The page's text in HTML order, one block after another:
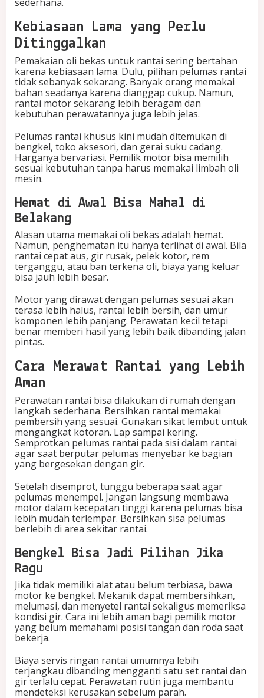
Kebiasaan Lama yang Perlu
Ditinggalkan
Pemakaian oli bekas untuk rantai sering bertahan
karena kebiasaan lama. Dulu, pilihan pelumas rantai
tidak sebanyak sekarang. Banyak orang memakai
bahan seadanya karena dianggap cukup. Namun,
rantai motor sekarang lebih beragam dan
kebutuhan perawatannya juga lebih jelas.
Pelumas rantai khusus kini mudah ditemukan di
bengkel, toko aksesori, dan gerai suku cadang.
Harganya bervariasi. Pemilik motor bisa memilih
sesuai kebutuhan tanpa harus memakai limbah oli
mesin.
Hemat di Awal Bisa Mahal di
Belakang
Alasan utama memakai oli bekas adalah hemat.
Namun, penghematan itu hanya terlihat di awal. Bila
rantai cepat aus, gir rusak, pelek kotor, rem
terganggu, atau ban terkena oli, biaya yang keluar
bisa jauh lebih besar.
Motor yang dirawat dengan pelumas sesuai akan
terasa lebih halus, rantai lebih bersih, dan umur
komponen lebih panjang. Perawatan kecil tetapi
benar memberi hasil yang lebih baik dibanding jalan
pintas.
Cara Merawat Rantai yang Lebih
Aman
Perawatan rantai bisa dilakukan di rumah dengan
langkah sederhana. Bersihkan rantai memakai
pembersih yang sesuai. Gunakan sikat lembut untuk
mengangkat kotoran. Lap sampai kering.
Semprotkan pelumas rantai pada sisi dalam rantai
agar saat berputar pelumas menyebar ke bagian
yang bergesekan dengan gir.
Setelah disemprot, tunggu beberapa saat agar
pelumas menempel. Jangan langsung membawa
motor dalam kecepatan tinggi karena pelumas bisa
lebih mudah terlempar. Bersihkan sisa pelumas
berlebih di area sekitar rantai.
Bengkel Bisa Jadi Pilihan Jika
Ragu
Jika tidak memiliki alat atau belum terbiasa, bawa
motor ke bengkel. Mekanik dapat membersihkan,
melumasi, dan menyetel rantai sekaligus memeriksa
kondisi gir. Cara ini lebih aman bagi pemilik motor
yang belum memahami posisi tangan dan roda saat
bekerja.
Biaya servis ringan rantai umumnya lebih
terjangkau dibanding mengganti satu set rantai dan
gir terlalu cepat. Perawatan rutin juga membantu
mendeteksi kerusakan sebelum parah.